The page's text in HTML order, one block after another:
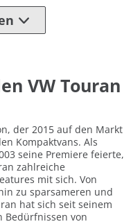
VW Touran
der 2015 auf den Markt
Kompaktvans. Als
seine Premiere feierte,
zahlreiche
mit sich. Von
zu sparsameren und
hat sich seit seinem
Bedürfnissen von